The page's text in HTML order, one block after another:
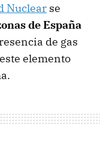
Nuclear se
de España
de gas
elemento